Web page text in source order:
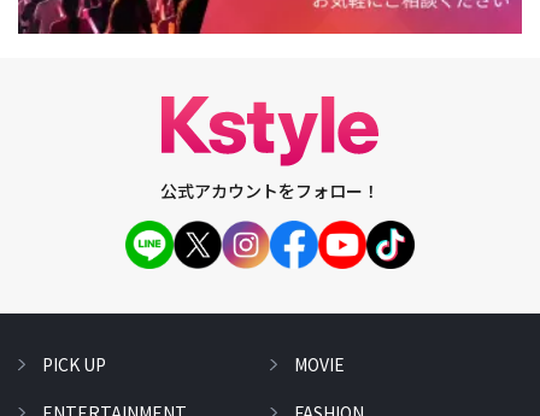
公式アカウントをフォロー！
PICK UP
MOVIE